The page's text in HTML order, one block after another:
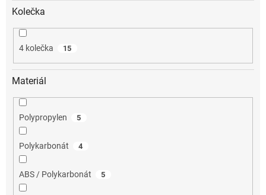
Kolečka
4 kolečka 15
Materiál
Polypropylen 5
Polykarbonát 4
ABS / Polykarbonát 5